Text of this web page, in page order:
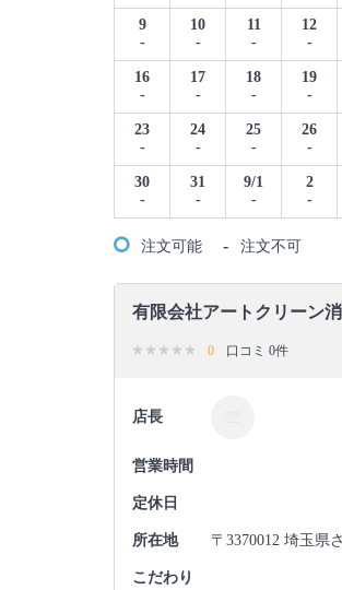
9
-
10
-
11
-
12
-
16
-
17
-
18
-
19
-
23
-
24
-
25
-
26
-
30
-
31
-
9/1
-
2
-
注文可能 - 注文不可
有限会社アートクリーン
0 口コミ 0件
店長
営業時間
定休日
所在地 〒3370012 埼玉県
こだわり